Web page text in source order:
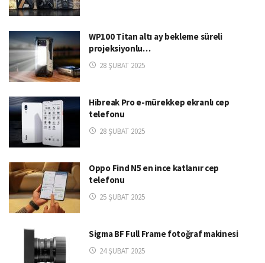
WP100 Titan altı ay bekleme süreli
projeksiyonlu…
28 ŞUBAT 2025
Hibreak Pro e-mürekkep ekranlı cep
telefonu
28 ŞUBAT 2025
Oppo Find N5 en ince katlanır cep
telefonu
25 ŞUBAT 2025
Sigma BF Full Frame fotoğraf makinesi
24 ŞUBAT 2025